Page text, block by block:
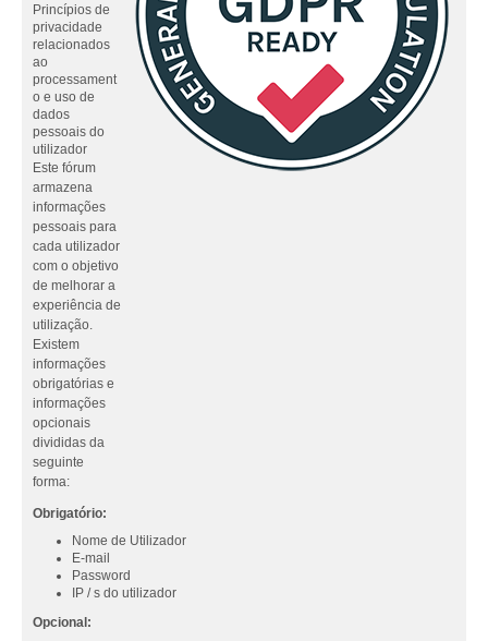
Princípios de
privacidade
relacionados
ao
processament
o e uso de
dados
pessoais do
utilizador
Este fórum
armazena
informações
pessoais para
cada utilizador
com o objetivo
de melhorar a
experiência de
utilização.
Existem
informações
obrigatórias e
informações
opcionais
divididas da
seguinte
forma:
Obrigatório:
Nome de Utilizador
E-mail
Password
IP / s do utilizador
Opcional: